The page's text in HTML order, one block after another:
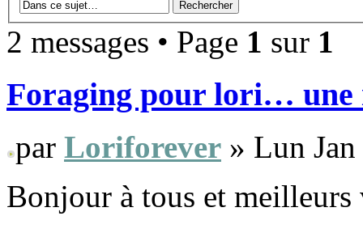
2 messages • Page 1 sur 1
Foraging pour lori… une
par Loriforever » Lun
Bonjour à tous et